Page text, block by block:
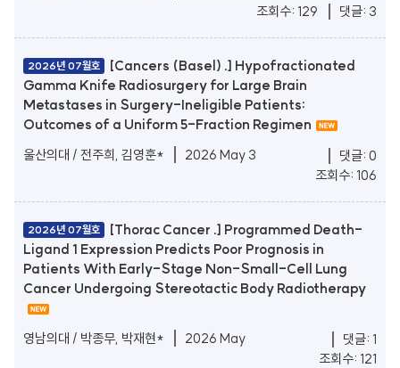
댓글: 3
조회수: 129
2026년 07월호
[Cancers (Basel) .] Hypofractionated
Gamma Knife Radiosurgery for Large Brain
Metastases in Surgery-Ineligible Patients:
Outcomes of a Uniform 5-Fraction Regimen
울산의대 / 전주희, 김영훈*
2026 May 3
댓글: 0
조회수: 106
2026년 07월호
[Thorac Cancer .] Programmed Death-
Ligand 1 Expression Predicts Poor Prognosis in
Patients With Early-Stage Non-Small-Cell Lung
Cancer Undergoing Stereotactic Body Radiotherapy
영남의대 / 박종무, 박재현* 2026 May
댓글: 1
조회수: 121